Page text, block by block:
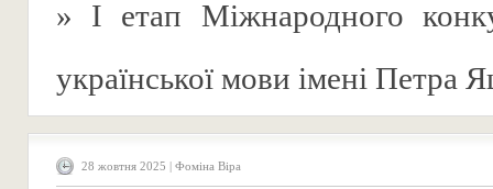
» І етап Міжнародного
української мови імені Петра
28 жовтня 2025 | Фоміна Віра